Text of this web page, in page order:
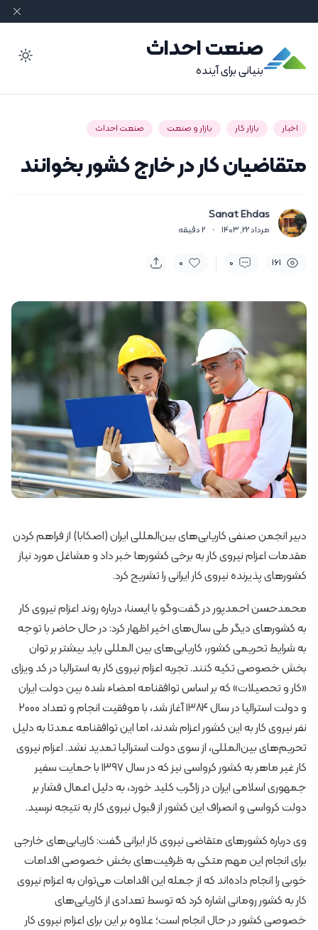
صنعت احداث
بنیانی برای آینده
اخبار بازار کار بازار و صنعت صنعت احداث
متقاضیان کار در خارج کشور بخوانند
Sanat Ehdas
مرداد 22, 1403 ·
2دقیقه
161
0
0
دبیر انجمن صنفی کاریابی‌های بین‌المللی ایران (اصکابا) از فراهم کردن
مقدمات اعزام نیروی کار به برخی کشورها خبر داد و مشاغل مورد نیاز
کشورهای پذیرنده نیروی کار ایرانی را تشریح کرد.
محمدحسن احمدپور در گفت‌وگو با ایسنا، درباره روند اعزام نیروی کار
به کشورهای دیگر طی سال‌های اخیر اظهار کرد: در حال حاضر با توجه
به شرایط تحریمی کشور، کاریابی‌های بین المللی باید بیشتر بر توان
بخش خصوصی تکیه کنند. تجربه اعزام نیروی کار به استرالیا در کد ویزای
«کار و تحصیلات» که بر اساس توافقنامه امضاء شده بین دولت ایران
و دولت استرالیا در سال ۱۳۸۴ آغاز شد، با موفقیت انجام و تعداد ۲۰۰۰
نفر نیروی کار به این کشور اعزام شدند، اما این توافقنامه عمدتا به دلیل
تحریم‌های بین‌المللی، از سوی دولت استرالیا تمدید نشد. اعزام نیروی
کار غیر ماهر به کشور کرواسی نیز که در سال ۱۳۹۷ با حمایت سفیر
جمهوری اسلامی ایران در زاگرب کلید خورد، به دلیل اعمال فشار بر
دولت کرواسی و انصراف این کشور از قبول نیروی کار به نتیجه نرسید.
وی درباره کشورهای متقاضی نیروی کار ایرانی گفت: کاریابی‌های خارجی
برای انجام این مهم متکی به ظرفیت‌های بخش خصوصی اقدامات
خوبی را انجام داده‌اند که از جمله این اقدامات می‌توان به اعزام نیروی
کار به کشور رومانی اشاره کرد که توسط تعدادی از کاریابی‌های
خصوصی کشور در حال انجام است؛ علاوه بر این برای اعزام نیروی کار